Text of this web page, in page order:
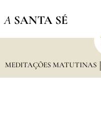
A SANTA SÉ
MEDITAÇÕES MATUTINAS